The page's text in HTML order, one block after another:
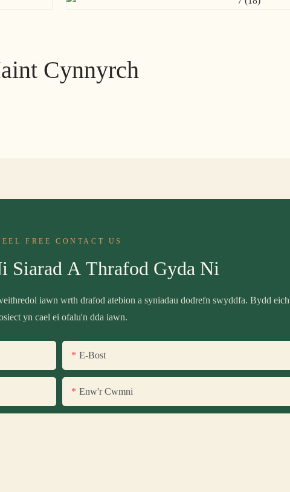
Cynnyrch
FREE CONTACT US
Siarad A Thrafod Gyda Ni
iawn wrth drafod atebion a syniadau dodrefn swyddfa. Bydd eich
yn cael ei ofalu'n dda iawn.
E-Bost
Enw'r Cwmni